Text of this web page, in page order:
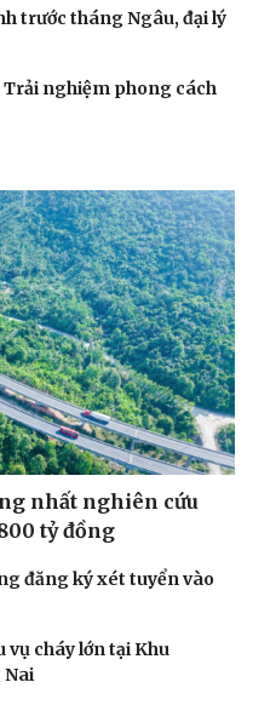
trước tháng Ngâu, đại lý
Trải nghiệm phong cách
nhất nghiên cứu
tỷ đồng
đăng ký xét tuyển vào
cháy lớn tại Khu
Nai